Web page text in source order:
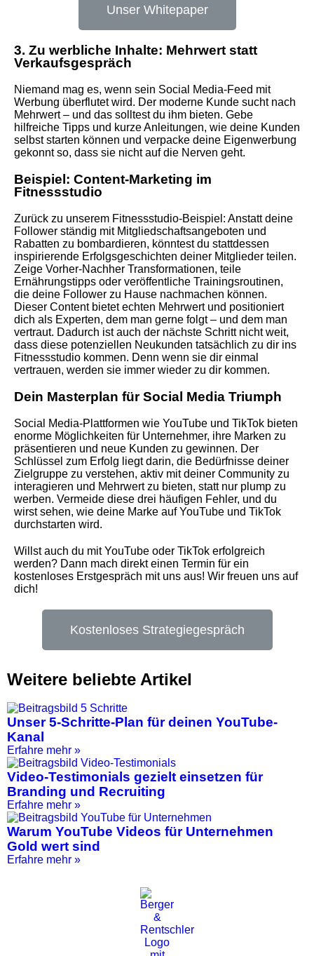
Unser Whitepaper
3. Zu werbliche Inhalte: Mehrwert statt
Verkaufsgespräch
Niemand mag es, wenn sein Social Media-Feed mit
Werbung überflutet wird. Der moderne Kunde sucht nach
Mehrwert – und das solltest du ihm bieten. Gebe
hilfreiche Tipps und kurze Anleitungen, wie deine Kunden
selbst starten können und verpacke deine Eigenwerbung
gekonnt so, dass sie nicht auf die Nerven geht.
Beispiel: Content-Marketing im
Fitnessstudio
Zurück zu unserem Fitnessstudio-Beispiel: Anstatt deine
Follower ständig mit Mitgliedschaftsangeboten und
Rabatten zu bombardieren, könntest du stattdessen
inspirierende Erfolgsgeschichten deiner Mitglieder teilen.
Zeige Vorher-Nachher Transformationen, teile
Ernährungstipps oder veröffentliche Trainingsroutinen,
die deine Follower zu Hause nachmachen können.
Dieser Content bietet echten Mehrwert und positioniert
dich als Experten, dem man gerne folgt – und dem man
vertraut. Dadurch ist auch der nächste Schritt nicht weit,
dass diese potenziellen Neukunden tatsächlich zu dir ins
Fitnessstudio kommen. Denn wenn sie dir einmal
vertrauen, werden sie immer wieder zu dir kommen.
Dein Masterplan für Social Media Triumph
Social Media-Plattformen wie YouTube und TikTok bieten
enorme Möglichkeiten für Unternehmer, ihre Marken zu
präsentieren und neue Kunden zu gewinnen. Der
Schlüssel zum Erfolg liegt darin, die Bedürfnisse deiner
Zielgruppe zu verstehen, aktiv mit deiner Community zu
interagieren und Mehrwert zu bieten, statt nur plump zu
werben. Vermeide diese drei häufigen Fehler, und du
wirst sehen, wie deine Marke auf YouTube und TikTok
durchstarten wird.
Kostenloses Strategiegespräch
Willst auch du mit YouTube oder TikTok erfolgreich
werden? Dann mach direkt einen Termin für ein
kostenloses Erstgespräch mit uns aus! Wir freuen uns auf
dich!
Weitere beliebte Artikel
Unser 5-Schritte-Plan für deinen YouTube-
Kanal
Erfahre mehr »
Video-Testimonials gezielt einsetzen für
Branding und Recruiting
Erfahre mehr »
Warum YouTube Videos für Unternehmen
Gold wert sind
Erfahre mehr »